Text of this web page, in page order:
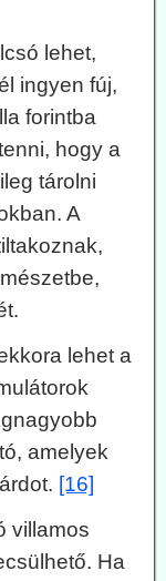
lehet,
ingyen fúj,
forintba
hogy a
tárolni
A
lehet a
amelyek
[16]
villamos
Ha